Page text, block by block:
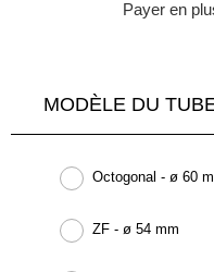
Payer en
MODÈLE DU
Octogonal - ø 60
ZF - ø 54 mm